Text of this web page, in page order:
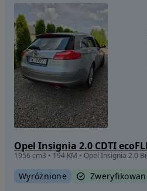
Opel Insignia 2.0 CDTI
Wyróżnione